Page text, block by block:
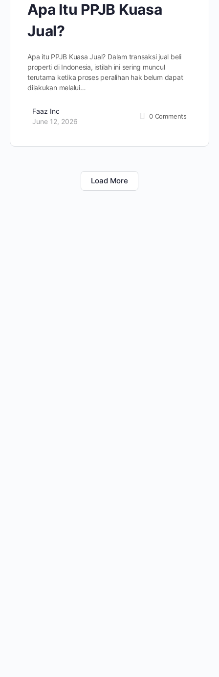
Apa Itu PPJB Kuasa
Jual?
Apa itu PPJB Kuasa Jual? Dalam transaksi jual beli
properti di Indonesia, istilah ini sering muncul
terutama ketika proses peralihan hak belum dapat
dilakukan melalui…
Faaz Inc
June 12, 2026
0 Comments
Load More